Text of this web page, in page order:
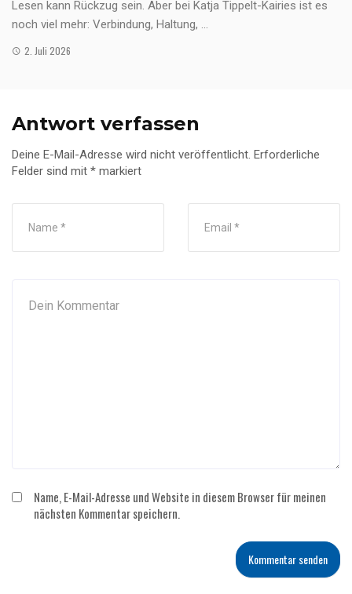
Lesen kann Rückzug sein. Aber bei Katja Tippelt-Kairies ist es
noch viel mehr: Verbindung, Haltung, ...
2. Juli 2026
Antwort verfassen
Deine E-Mail-Adresse wird nicht veröffentlicht. Erforderliche
Felder sind mit * markiert
Name, E-Mail-Adresse und Website in diesem Browser für meinen
nächsten Kommentar speichern.